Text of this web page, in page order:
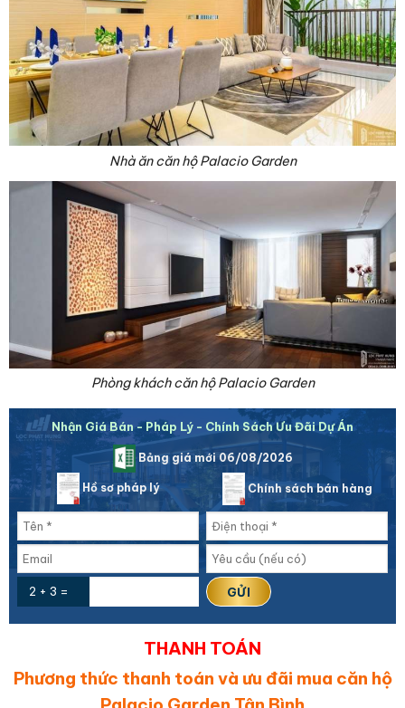
Nhà ăn căn hộ Palacio Garden
Phòng khách căn hộ Palacio Garden
Nhận Giá Bán - Pháp Lý - Chính Sách Ưu Đãi Dự Án
Bảng giá mới 06/08/2026
Hồ sơ pháp lý Chính sách bán hàng
2 + 3 =
THANH TOÁN
Phương thức thanh toán và ưu đãi mua căn hộ